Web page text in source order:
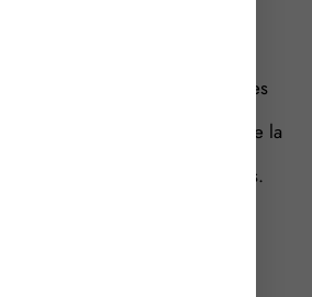
: démarches de
sont définis comme étant les
touristique offrant,
plusieurs prestations comme la
communs,
ou de distractions collectives.
à ces villages d’obtenir un
rapidement les potentiels
des prestations proposées